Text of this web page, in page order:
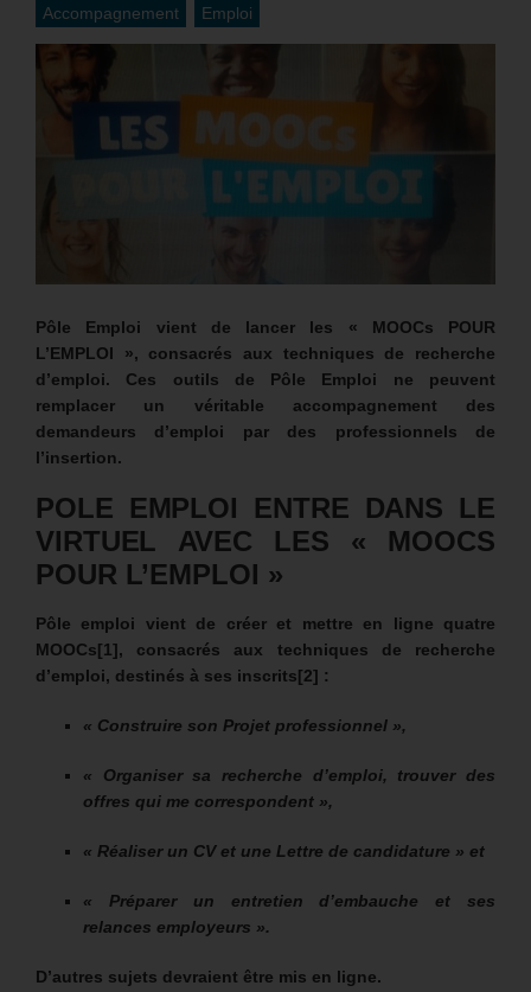
Accompagnement
Emploi
Pôle Emploi vient de lancer les « MOOCs POUR
L’EMPLOI », consacrés aux techniques de recherche
d’emploi. Ces outils de Pôle Emploi ne peuvent
remplacer un véritable accompagnement des
demandeurs d’emploi par des professionnels de
l’insertion.
POLE EMPLOI ENTRE DANS LE
VIRTUEL AVEC LES « MOOCS
POUR L’EMPLOI »
Pôle emploi vient de créer et mettre en ligne quatre
MOOCs[1], consacrés aux techniques de recherche
d’emploi, destinés à ses inscrits[2] :
« Construire son Projet professionnel »,
« Organiser sa recherche d’emploi, trouver des
offres qui me correspondent »,
« Réaliser un CV et une Lettre de candidature » et
« Préparer un entretien d’embauche et ses
relances employeurs ».
D’autres sujets devraient être mis en ligne.